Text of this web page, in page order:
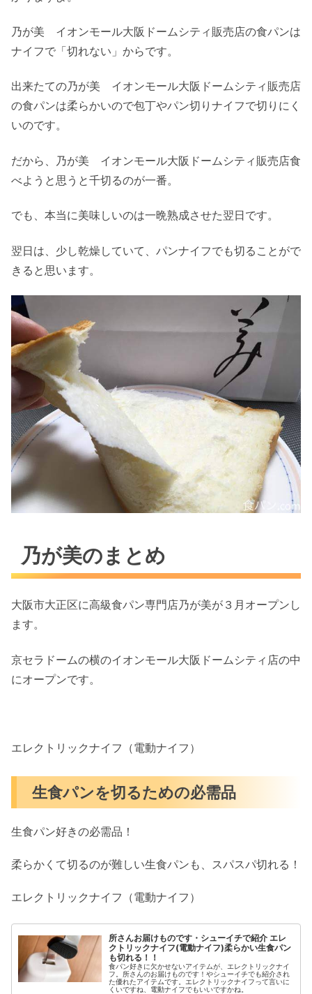
乃が美 イオンモール大阪ドームシティ販売店の食パンは
ナイフで「切れない」からです。
出来たての乃が美 イオンモール大阪ドームシティ販売店
の食パンは柔らかいので包丁やパン切りナイフで切りにく
いのです。
だから、乃が美 イオンモール大阪ドームシティ販売店食
べようと思うと千切るのが一番。
でも、本当に美味しいのは一晩熟成させた翌日です。
翌日は、少し乾燥していて、パンナイフでも切ることがで
きると思います。
乃が美のまとめ
大阪市大正区に高級食パン専門店乃が美が３月オープンし
ます。
京セラドームの横のイオンモール大阪ドームシティ店の中
にオープンです。
エレクトリックナイフ（電動ナイフ）
生食パンを切るための必需品
生食パン好きの必需品！
柔らかくて切るのが難しい生食パンも、スパスパ切れる！
エレクトリックナイフ（電動ナイフ）
所さんお届けものです・シューイチで紹介 エレ
クトリックナイフ(電動ナイフ)柔らかい生食パン
も切れる！！
食パン好きに欠かせないアイテムが、エレクトリックナイ
フ。所さんのお届けものです！やシューイチでも紹介され
た優れたアイテムです。エレクトリックナイフって言いに
くいですね、電動ナイフでもいいですかね。